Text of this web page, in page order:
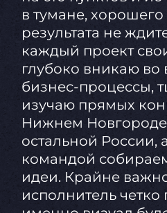
в тумане,
результата не
каждый проект
глубоко вникаю во
бизнес-процессы,
изучаю прямых
Нижнем Новгороде
остальной России,
командой
идеи. Крайне
исполнитель